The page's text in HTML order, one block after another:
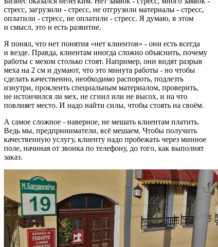
стресс, загрузили - стресс, не отгрузили материалы - стресс,
оплатили - стресс, не оплатили - стресс. Я думаю, в этом
и смысл, это и есть развитие.
Я понял, что нет понятия «нет клиентов» - они есть всегда
и везде. Правда, клиентам иногда сложно объяснить, почему
работы с мехом столько стоят. Например, они видят разрыв
меха на 2 см и думают, что это минута работы - но чтобы
сделать качественно, необходимо распороть, подлезть
изнутри, проклеить специальным материалом, проверить,
не истончился ли мех, не сгнил или не высох, и на что
повлияет место. И надо найти силы, чтобы стоять на своём.
А самое сложное - наверное, не мешать клиентам платить.
Ведь мы, предприниматели, всё мешаем. Чтобы получить
качественную услугу, клиенту надо пробежать через минное
поле, начиная от звонка по телефону, до того, как выполнят
заказ.